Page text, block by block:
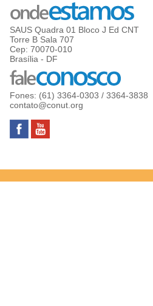
SAUS Quadra 01 Bloco J Ed CNT
Torre B Sala 707
Cep: 70070-010
Brasília - DF
Fones: (61) 3364-0303 / 3364-3838
contato@conut.org